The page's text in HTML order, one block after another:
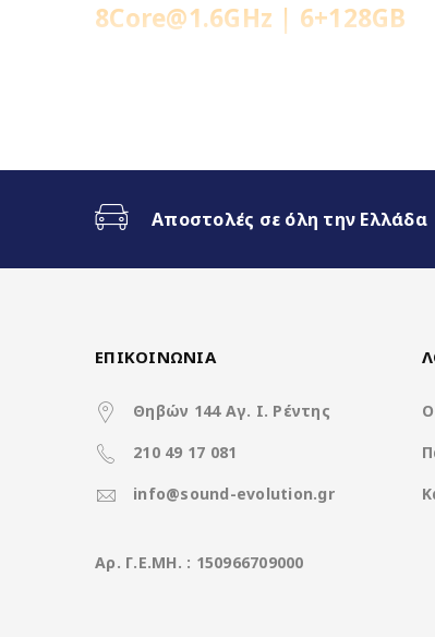
8Core@1.6GHz | 6+128GB
4x50Watt με DSP
Χαρακτηριστικά
Αποστολές σε όλη την Ελλάδα
ΕΠΙΚΟΙΝΩΝΙΑ
Θηβών 144 Αγ. Ι. Ρέντης
210 49 17 081
info@sound-evolution.gr
Aρ. Γ.Ε.ΜΗ. : 150966709000